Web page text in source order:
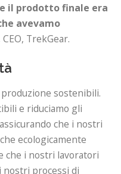
il prodotto finale era
avevamo
TrekGear.
sostenibili.
e riduciamo gli
che i nostri
ecologicamente
che i nostri lavoratori
nostri processi di